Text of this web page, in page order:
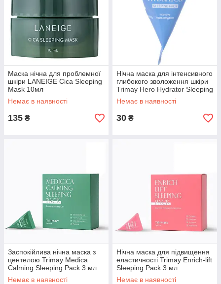
Маска нічна для проблемної
шкіри LANEIGE Cica Sleeping
Mask 10мл
Немає в наявності
135 ₴
Нічна маска для інтенсивного
глибокого зволоження шкіри
Trimay Hero Hydrator Sleeping
Pack 3 мл
Немає в наявності
30 ₴
Заспокійлива нічна маска з
центелою Trimay Medica
Calming Sleeping Pack 3 мл
Немає в наявності
Нічна маска для підвищення
еластичності Trimay Enrich-lift
Sleeping Pack 3 мл
Немає в наявності